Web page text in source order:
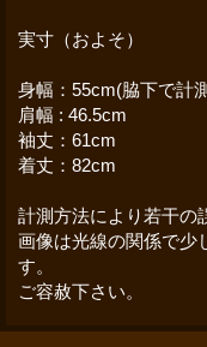
実寸（およそ）
身幅：55cm(脇下で計
肩幅 : 46.5cm
袖丈：61cm
着丈：82cm
計測方法により若干の
画像は光線の関係で少
す。
ご容赦下さい。